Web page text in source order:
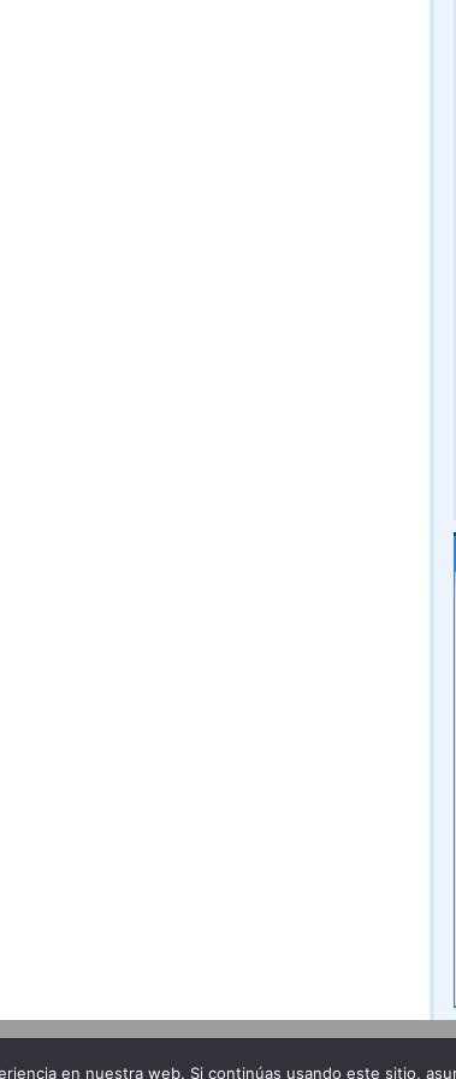
en nuestra web. Si continúas usando este sitio,